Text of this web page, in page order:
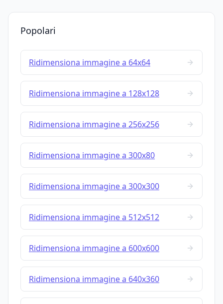
Popolari
Ridimensiona immagine a 64x64
Ridimensiona immagine a 128x128
Ridimensiona immagine a 256x256
Ridimensiona immagine a 300x80
Ridimensiona immagine a 300x300
Ridimensiona immagine a 512x512
Ridimensiona immagine a 600x600
Ridimensiona immagine a 640x360